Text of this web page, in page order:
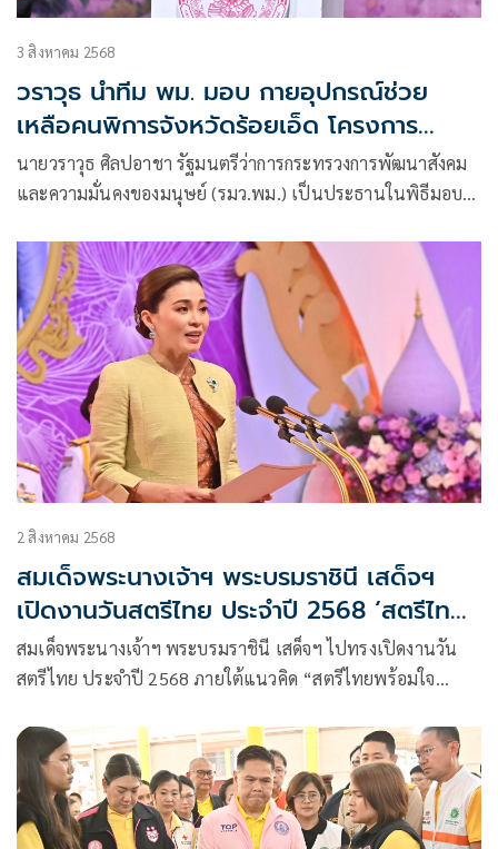
3 สิงหาคม 2568
วราวุธ นำทีม พม. มอบ กายอุปกรณ์ช่วย
เหลือคนพิการจังหวัดร้อยเอ็ด โครงการ
เฉลิมพระเกียรติพระบาทสมเด็จพระเจ้าอยู่หัว
นายวราวุธ ศิลปอาชา รัฐมนตรีว่าการกระทรวงการพัฒนาสังคม
และความมั่นคงของมนุษย์ (รมว.พม.) เป็นประธานในพิธีมอบ
เฉลิมพระเกียรติพระบาทสมเด็จพระเจ้าอยู่หัว เนื่องในโอกาส
พระราชพิธีมหามงคลเฉลิมพระชนมพรรษา 6 รอบ 28
กรกฎาคม 2567
2 สิงหาคม 2568
สมเด็จพระนางเจ้าฯ พระบรมราชินี เสด็จฯ
เปิดงานวันสตรีไทย ประจำปี 2568 ‘สตรีไทย
พร้อมใจ สืบสาน รักษา ต่อยอดพระราช
ปณิธานอย่างยั่งยืน’
สมเด็จพระนางเจ้าฯ พระบรมราชินี เสด็จฯ ไปทรงเปิดงานวัน
สตรีไทย ประจำปี 2568 ภายใต้แนวคิด “สตรีไทยพร้อมใจ